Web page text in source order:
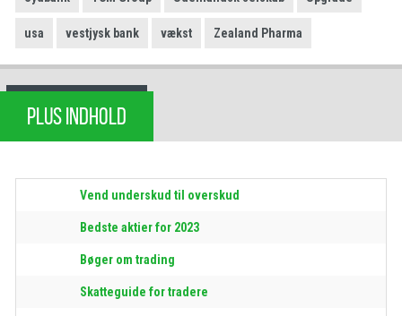
usa vestjysk bank vækst Zealand Pharma
PLUS INDHOLD
Vend underskud til overskud
Bedste aktier for 2023
Bøger om trading
Skatteguide for tradere